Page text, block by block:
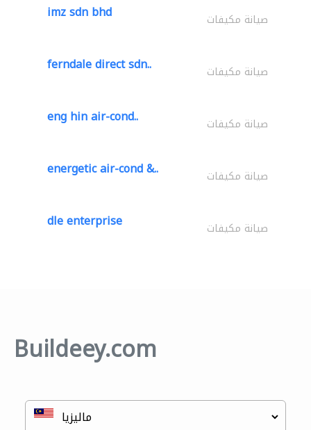
imz sdn bhd صيانة مكيفات
ferndale direct sdn.. صيانة مكيفات
eng hin air-cond.. صيانة مكيفات
energetic air-cond &.. صيانة مكيفات
dle enterprise صيانة مكيفات
Buildeey.com